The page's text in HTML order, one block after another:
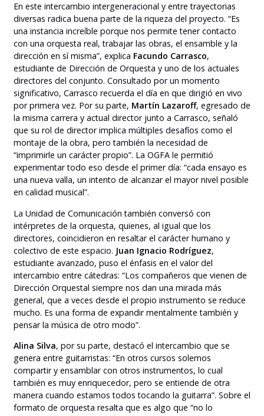
En este intercambio intergeneracional y entre trayectorias
diversas radica buena parte de la riqueza del proyecto. “Es
una instancia increíble porque nos permite tener contacto
con una orquesta real, trabajar las obras, el ensamble y la
dirección en sí misma”, explica Facundo Carrasco,
estudiante de Dirección de Orquesta y uno de los actuales
directores del conjunto. Consultado por un momento
significativo, Carrasco recuerda el día en que dirigió en vivo
por primera vez. Por su parte, Martín Lazaroff, egresado de
la misma carrera y actual director junto a Carrasco, señaló
que su rol de director implica múltiples desafíos como el
montaje de la obra, pero también la necesidad de
“imprimirle un carácter propio”. La OGFA le permitió
experimentar todo eso desde el primer día: “cada ensayo es
una nueva valla, un intento de alcanzar el mayor nivel posible
en calidad musical”.
La Unidad de Comunicación también conversó con
intérpretes de la orquesta, quienes, al igual que los
directores, coincidieron en resaltar el carácter humano y
colectivo de este espacio. Juan Ignacio Rodríguez,
estudiante avanzado, puso el énfasis en el valor del
intercambio entre cátedras: “Los compañeros que vienen de
Dirección Orquestal siempre nos dan una mirada más
general, que a veces desde el propio instrumento se reduce
mucho. Es una forma de expandir mentalmente también y
pensar la música de otro modo”.
Alina Silva, por su parte, destacó el intercambio que se
genera entre guitarristas: “En otros cursos solemos
compartir y ensamblar con otros instrumentos, lo cual
también es muy enriquecedor, pero se entiende de otra
manera cuando estamos todos tocando la guitarra”. Sobre el
formato de orquesta resalta que es algo que “no lo